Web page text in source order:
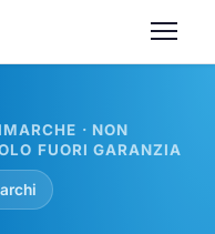
· NON
FUORI GARANZIA